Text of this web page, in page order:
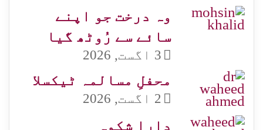
وہ درخت جو اپنے
سائے سے رُوٹھ گیا
3 اگست, 2026
محفلِ مسالمہ ٹیکسلا
2 اگست, 2026
دارا شکوہ